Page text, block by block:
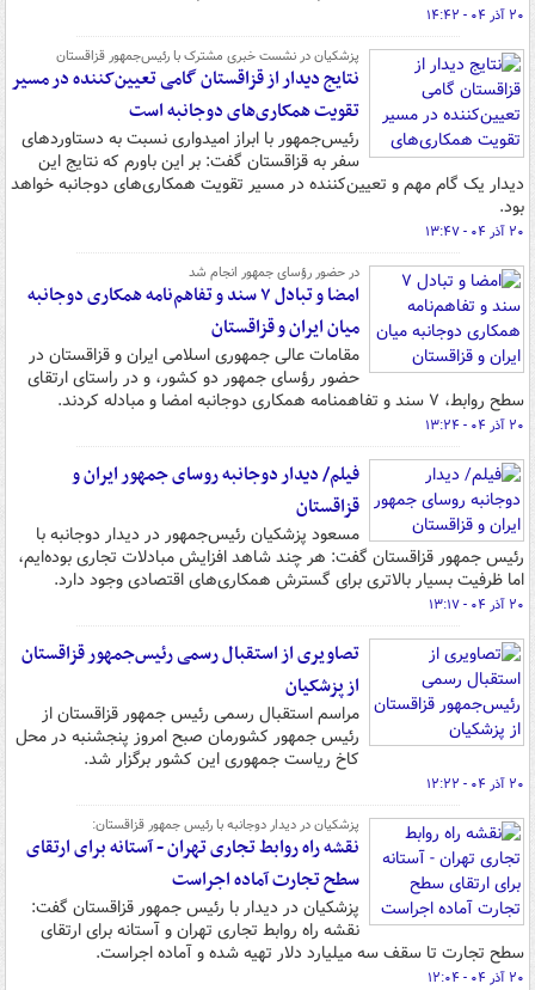
۲۰ آذر ۰۴ - ۱۴:۴۲
پزشکیان در نشست خبری مشترک با رئیس‌جمهور قزاقستان
نتایج دیدار از قزاقستان گامی تعیین‌کننده در مسیر
تقویت همکاری‌های دوجانبه است
رئیس‌جمهور با ابراز امیدواری نسبت به دستاوردهای
سفر به قزاقستان گفت: بر این باورم که نتایج این
دیدار یک گام مهم و تعیین‌کننده در مسیر تقویت همکاری‌های دوجانبه خواهد
بود.
۲۰ آذر ۰۴ - ۱۳:۴۷
در حضور رؤسای جمهور انجام شد
امضا و تبادل ۷ سند و تفاهم‌نامه همکاری دوجانبه
میان ایران و قزاقستان
مقامات عالی جمهوری اسلامی ایران و قزاقستان در
حضور رؤسای جمهور دو کشور، و در راستای ارتقای
سطح روابط، ۷ سند و تفاهمنامه همکاری دوجانبه امضا و مبادله کردند.
۲۰ آذر ۰۴ - ۱۳:۲۴
فیلم/ دیدار دوجانبه روسای جمهور ایران و
قزاقستان
مسعود پزشکیان رئیس‌جمهور در دیدار دوجانبه با
رئیس جمهور قزاقستان گفت: هر چند شاهد افزایش مبادلات تجاری بوده‌ایم،
اما ظرفیت بسیار بالاتری برای گسترش همکاری‌های اقتصادی وجود دارد.
۲۰ آذر ۰۴ - ۱۳:۱۷
تصاویری از استقبال رسمی رئیس‌جمهور قزاقستان
از پزشکیان
مراسم استقبال رسمی رئیس جمهور قزاقستان از
رئیس جمهور کشورمان صبح امروز پنجشنبه در محل
کاخ ریاست جمهوری این کشور برگزار شد.
۲۰ آذر ۰۴ - ۱۲:۲۲
پزشکیان در دیدار دوجانبه با رئیس جمهور قزاقستان:
نقشه راه روابط تجاری تهران - آستانه برای ارتقای
سطح تجارت آماده اجراست
پزشکیان در دیدار با رئیس جمهور قزاقستان گفت:
نقشه راه روابط تجاری تهران و آستانه برای ارتقای
سطح تجارت تا سقف سه میلیارد دلار تهیه شده و آماده اجراست.
۲۰ آذر ۰۴ - ۱۲:۰۴